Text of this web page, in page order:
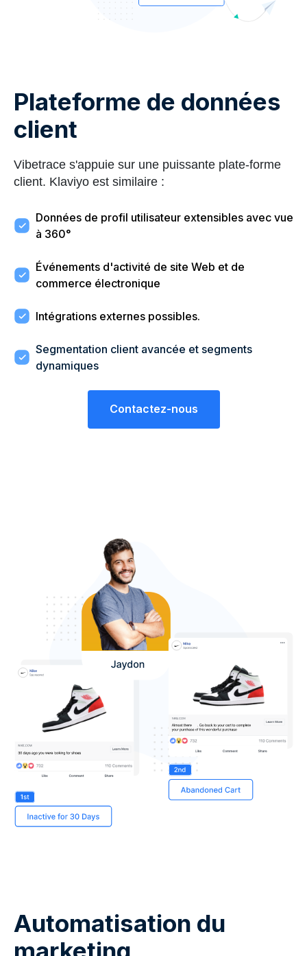
Plateforme de données
client
Vibetrace s'appuie sur une puissante plate-forme
client. Klaviyo est similaire :
Données de profil utilisateur extensibles avec vue
à 360°
Événements d'activité de site Web et de
commerce électronique
Intégrations externes possibles.
Segmentation client avancée et segments
dynamiques
Contactez-nous
Automatisation du